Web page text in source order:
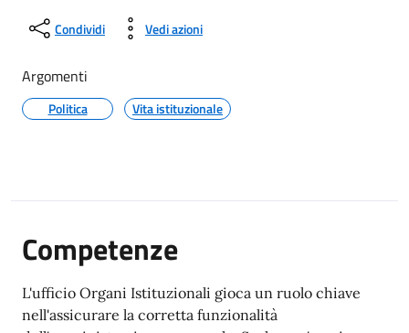
Condividi Vedi azioni
Argomenti
Politica Vita istituzionale
Competenze
L'ufficio Organi Istituzionali gioca un ruolo chiave
nell'assicurare la corretta funzionalità